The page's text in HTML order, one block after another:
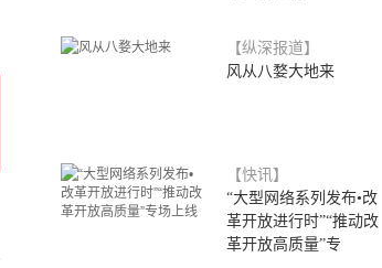
【纵深报道】
风从八婺大地来
【快讯】
“大型网络系列发布•改
革开放进行时”“推动改
革开放高质量”专